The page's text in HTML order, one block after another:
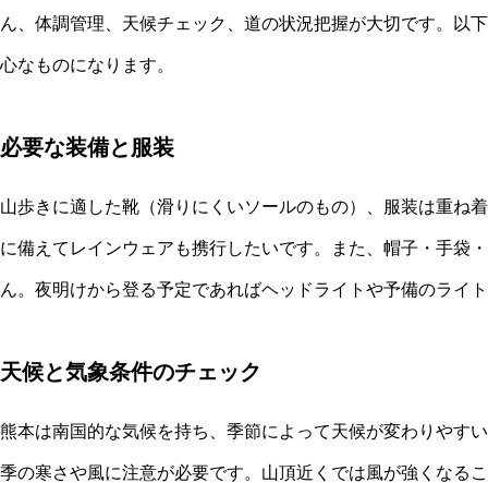
ん、体調管理、天候チェック、道の状況把握が大切です。以
心なものになります。
必要な装備と服装
山歩きに適した靴（滑りにくいソールのもの）、服装は重ね
に備えてレインウェアも携行したいです。また、帽子・手袋
ん。夜明けから登る予定であればヘッドライトや予備のライ
天候と気象条件のチェック
熊本は南国的な気候を持ち、季節によって天候が変わりやす
季の寒さや風に注意が必要です。山頂近くでは風が強くなる